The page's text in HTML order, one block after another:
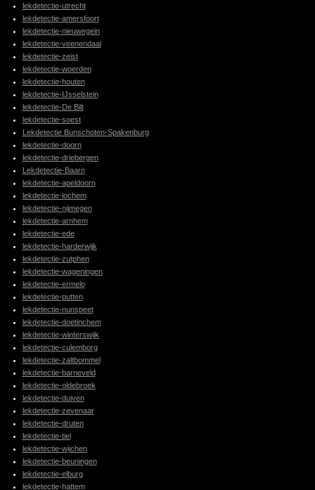
lekdetectie-utrecht
lekdetectie-amersfoort
lekdetectie-nieuwegein
lekdetectie-veenendaal
lekdetectie-zeist
lekdetectie-woerden
lekdetectie-houten
lekdetectie-IJsselstein
lekdetectie-De Bilt
lekdetectie-soest
Lekdetectie Bunschoten-Spakenburg
lekdetectie-doorn
lekdetectie-driebergen
Lekdetectie-Baarn
lekdetectie-apeldoorn
lekdetectie-lochem
lekdetectie-nijmegen
lekdetectie-arnhem
lekdetectie-ede
lekdetectie-harderwijk
lekdetectie-zutphen
lekdetectie-wageningen
lekdetectie-ermelo
lekdetectie-putten
lekdetectie-nunspeet
lekdetectie-doetinchem
lekdetectie-winterswijk
lekdetectie-culemborg
lekdetectie-zaltbommel
lekdetectie-barneveld
lekdetectie-oldebroek
lekdetectie-duiven
lekdetectie-zevenaar
lekdetectie-druten
lekdetectie-tiel
lekdetectie-wijchen
lekdetectie-beuningen
lekdetectie-elburg
lekdetectie-hattem